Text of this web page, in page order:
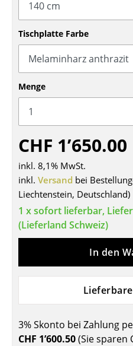
Konferenzstühle
Bürosessel
Einzelteile
... alle Sitzmöbel
Tische
Esstische
Beistelltische
Couchtische
Schreibtische
Sekretäre & PC-Tische
Konferenztische
Kindertische
Gartentische
Tischplatte Farbe
Menge
CHF 1’650.00
inkl. 8,1% MwSt.
inkl. Versand bei
Liechtenstein, Deutschland)
1 x sofort lieferbar,
(Lieferland Schweiz)
In den
3% Skonto bei Zahlung
CHF 1’600.50(Sie sparen